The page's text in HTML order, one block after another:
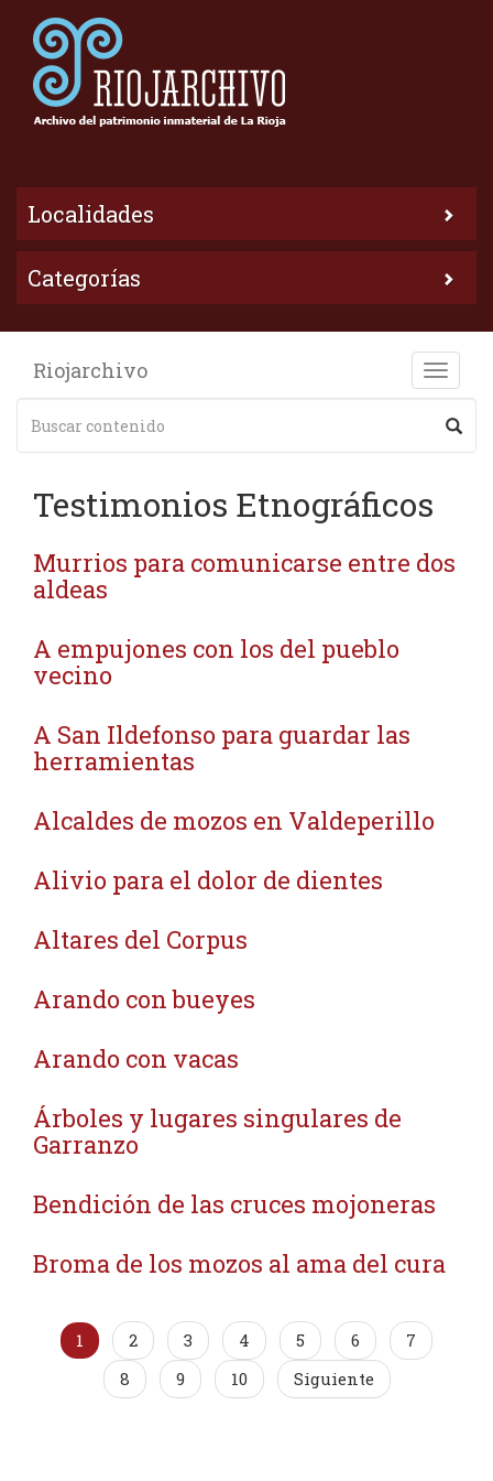
Localidades
Categorías
Toggle
Riojarchivo
Testimonios Etnográficos
Murrios para comunicarse entre dos
aldeas
A empujones con los del pueblo
vecino
A San Ildefonso para guardar las
herramientas
Alcaldes de mozos en Valdeperillo
Alivio para el dolor de dientes
Altares del Corpus
Arando con bueyes
Arando con vacas
Árboles y lugares singulares de
Garranzo
Bendición de las cruces mojoneras
Broma de los mozos al ama del cura
1 2 3 4 5 6
7
8
9 10 Siguiente